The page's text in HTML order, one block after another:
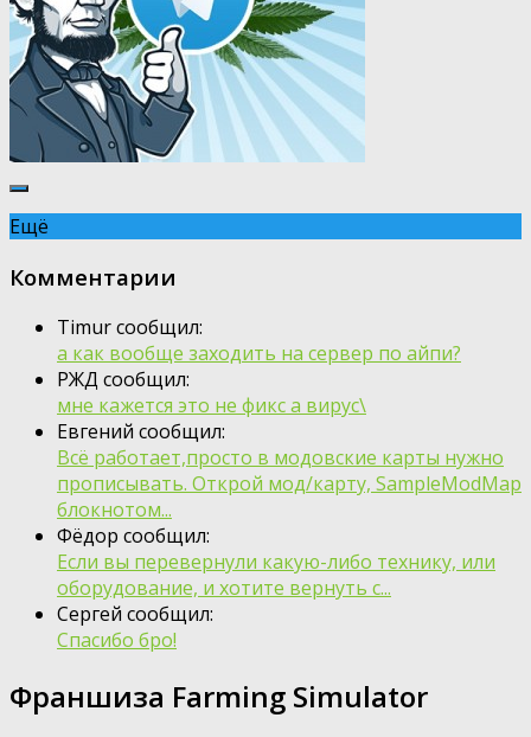
Ещё
Комментарии
Timur сообщил:
а как вообще заходить на сервер по айпи?
РЖД сообщил:
мне кажется это не фикс а вирус\
Евгений сообщил:
Всё работает,просто в модовские карты нужно
прописывать. Открой мод/карту, SampleModMap
блокнотом...
Фёдор сообщил:
Если вы перевернули какую-либо технику, или
оборудование, и хотите вернуть с...
Сергей сообщил:
Спасибо бро!
Франшиза Farming Simulator